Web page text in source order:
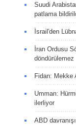
Suudi
patlama
İsrail'den
İran Ordusu
döndürülemez
Fidan: Mekke
Umman:
ilerliyor
ABD